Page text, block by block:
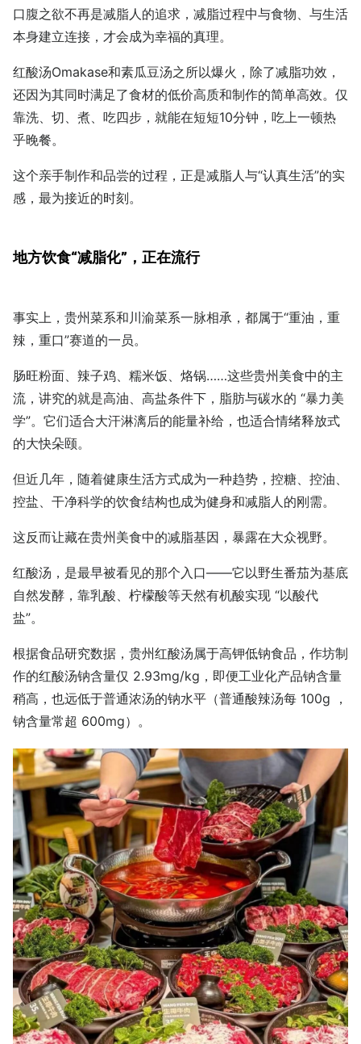
口腹之欲不再是减脂人的追求，减脂过程中与食物、与生活
本身建立连接，才会成为幸福的真理。
红酸汤Omakase和素瓜豆汤之所以爆火，除了减脂功效，
还因为其同时满足了食材的低价高质和制作的简单高效。仅
靠洗、切、煮、吃四步，就能在短短10分钟，吃上一顿热
乎晚餐。
这个亲手制作和品尝的过程，正是减脂人与“认真生活”的实
感，最为接近的时刻。
地方饮食“减脂化”，正在流行
事实上，贵州菜系和川渝菜系一脉相承，都属于“重油，重
辣，重口”赛道的一员。
肠旺粉面、辣子鸡、糯米饭、烙锅……这些贵州美食中的主
流，讲究的就是高油、高盐条件下，脂肪与碳水的 “暴力美
学”。它们适合大汗淋漓后的能量补给，也适合情绪释放式
的大快朵颐。
但近几年，随着健康生活方式成为一种趋势，控糖、控油、
控盐、干净科学的饮食结构也成为健身和减脂人的刚需。
这反而让藏在贵州美食中的减脂基因，暴露在大众视野。
红酸汤，是最早被看见的那个入口——它以野生番茄为基底
自然发酵，靠乳酸、柠檬酸等天然有机酸实现 “以酸代
盐”。
根据食品研究数据，贵州红酸汤属于高钾低钠食品，作坊制
作的红酸汤钠含量仅 2.93mg/kg，即便工业化产品钠含量
稍高，也远低于普通浓汤的钠水平（普通酸辣汤每 100g ，
钠含量常超 600mg）。